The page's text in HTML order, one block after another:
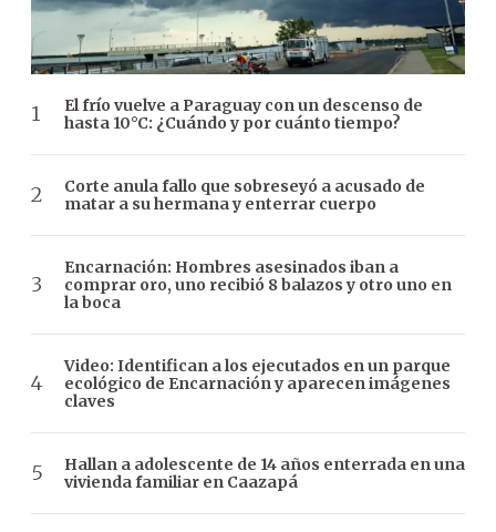
El frío vuelve a Paraguay con un descenso de
hasta 10°C: ¿Cuándo y por cuánto tiempo?
Corte anula fallo que sobreseyó a acusado de
matar a su hermana y enterrar cuerpo
Encarnación: Hombres asesinados iban a
comprar oro, uno recibió 8 balazos y otro uno en
la boca
Video: Identifican a los ejecutados en un parque
ecológico de Encarnación y aparecen imágenes
claves
Hallan a adolescente de 14 años enterrada en una
vivienda familiar en Caazapá